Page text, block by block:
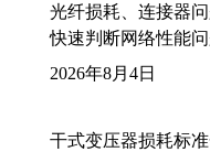
光纤损耗、连接器
快速判断网络性能问
2026年8月4日
干式变压器损耗标